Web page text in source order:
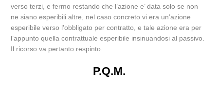
verso terzi, e fermo restando che l’azione e’ data solo se non
ne siano esperibili altre, nel caso concreto vi era un’azione
esperibile verso l’obbligato per contratto, e tale azione era per
l’appunto quella contrattuale esperibile insinuandosi al passivo.
Il ricorso va pertanto respinto.
P.Q.M.